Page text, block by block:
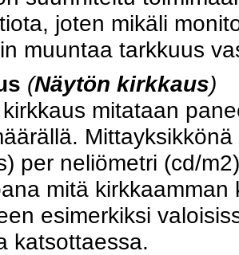
joten mikäli
muuntaa tarkkuus
(Näytön kirkkaus)
mitataan
per neliömetri (cd/
mitä
esimerkiksi
katsottaessa.